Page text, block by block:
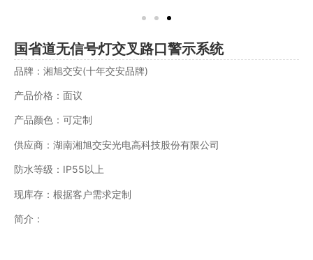
国省道无信号灯交叉路口警示系统
品牌：湘旭交安(十年交安品牌)
产品价格：面议
产品颜色：可定制
供应商：湖南湘旭交安光电高科技股份有限公司
防水等级：IP55以上
现库存：根据客户需求定制
简介：